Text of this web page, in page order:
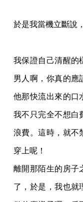
於是我當機立斷說
我保證自己清醒的
男人啊，你真的應
他那快流出來的口
我不只完全不想白
浪費。這時，就不
穿上呢！
離開那陌生的房子
了，於是，我也就